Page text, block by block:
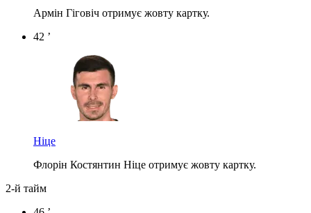
Армін Гіговіч отримує жовту картку.
42 ’
Ніце
Флорін Костянтин Ніце отримує жовту картку.
2-й тайм